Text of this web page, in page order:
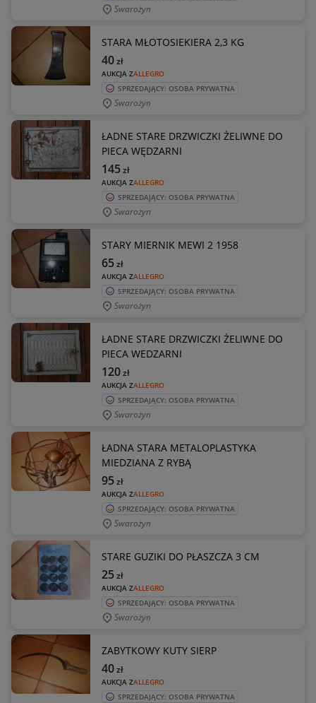
Swarożyn
STARA MŁOTOSIEKIERA 2,3 KG
AUKCJA ZALLEGRO
40zł
SPRZEDAJĄCY: OSOBA PRYWATNA
Swarożyn
ŁADNE STARE DRZWICZKI ŻELIWNE DO
PIECA WĘDZARNI
AUKCJA ZALLEGRO
145zł
SPRZEDAJĄCY: OSOBA PRYWATNA
Swarożyn
STARY MIERNIK MEWI 2 1958
AUKCJA ZALLEGRO
65zł
SPRZEDAJĄCY: OSOBA PRYWATNA
Swarożyn
ŁADNE STARE DRZWICZKI ŻELIWNE DO
PIECA WEDZARNI
AUKCJA ZALLEGRO
120zł
SPRZEDAJĄCY: OSOBA PRYWATNA
Swarożyn
ŁADNA STARA METALOPLASTYKA
MIEDZIANA Z RYBĄ
AUKCJA ZALLEGRO
95zł
SPRZEDAJĄCY: OSOBA PRYWATNA
Swarożyn
STARE GUZIKI DO PŁASZCZA 3 CM
AUKCJA ZALLEGRO
25zł
SPRZEDAJĄCY: OSOBA PRYWATNA
Swarożyn
ZABYTKOWY KUTY SIERP
AUKCJA ZALLEGRO
40zł
SPRZEDAJĄCY: OSOBA PRYWATNA